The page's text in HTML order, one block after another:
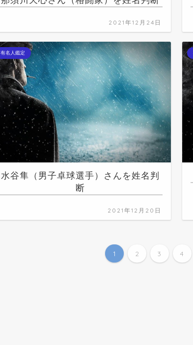
2021年12月24日
有名人鑑定
水谷隼（男子卓球選手）さんを姓名判
断
2021年12月20日
1 2 3 4